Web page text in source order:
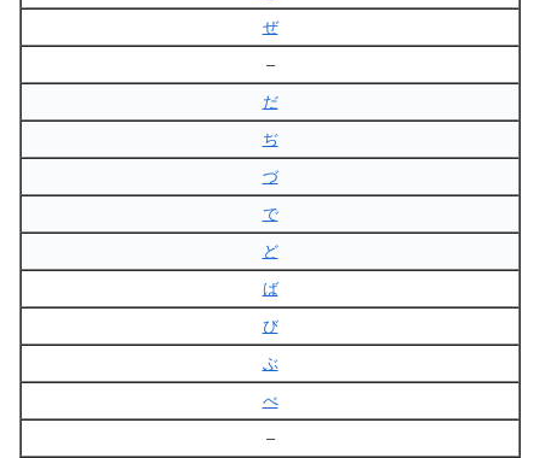
ぜ
–
だ
ぢ
づ
で
ど
ば
び
ぶ
べ
–